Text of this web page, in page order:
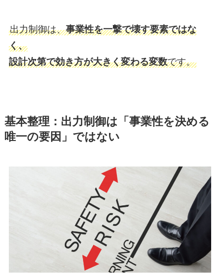
出力制御は、事業性を一撃で壊す要素ではな
く、
設計次第で効き方が大きく変わる変数です。
基本整理：出力制御は「事業性を決める
唯一の要因」ではない